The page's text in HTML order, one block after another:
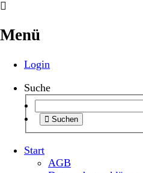
Menü
Login
Suche
Suchen
Start
AGB